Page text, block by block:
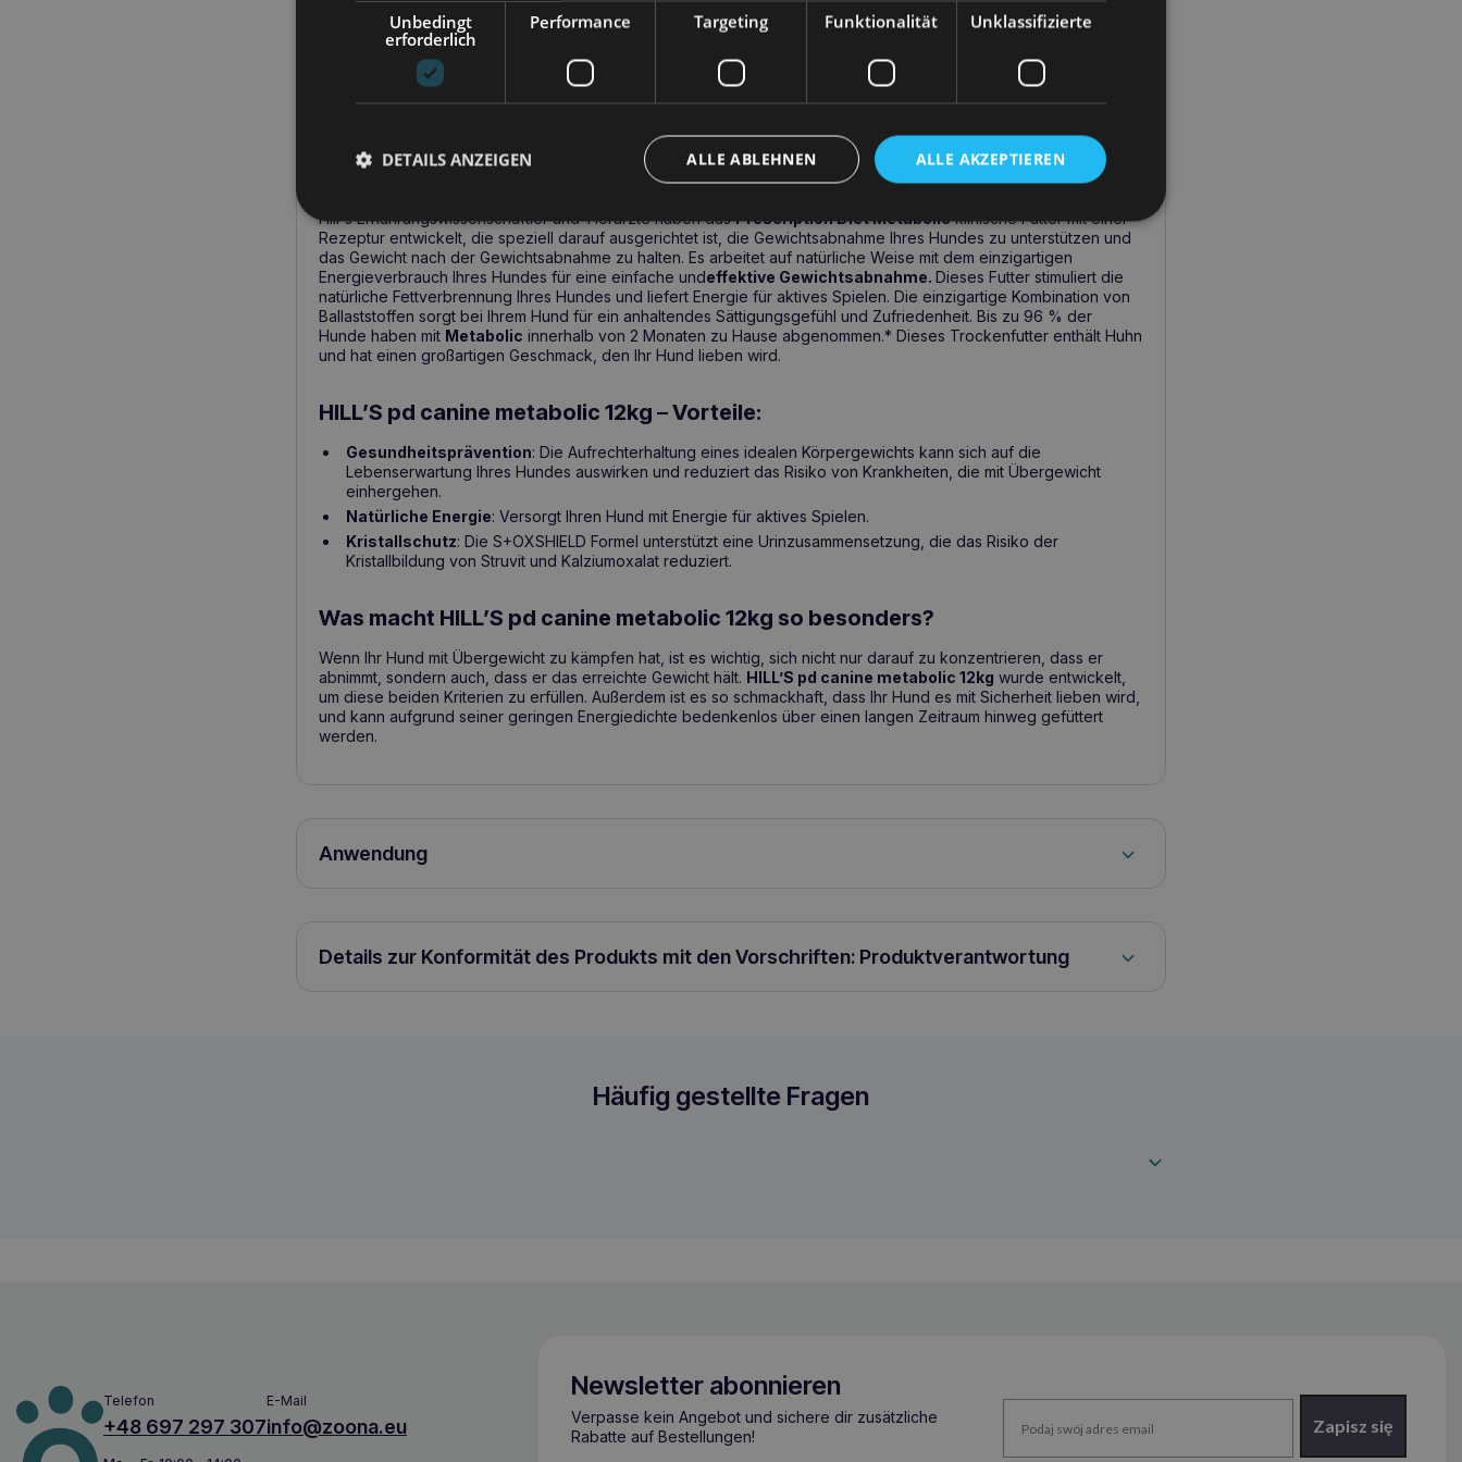
Ballaststoffen bei Ihrem Hund für ein Sättigungsgefühl, das eine
gesunde Gewichtskontrollefördert.HILL’S pd
canine metabolic 12kg
unterstützt nicht nur die Stoffwechselprozesse Ihres Hundes, sondern liefert auch die
Gesundheit der Harnwege zu erhalten.
Und was am wichtigsten ist, es hat einen Geschmack, den Ihr Hund
Ein paar Worte von Hill`s Spezialisten – effektive Gewichtsabnahme bei Ihrem
Hill`s Ernährungswissenschaftler und Tierärzte haben dasPrescription Diet Metabolicklinische Futter mit einer
Rezeptur entwickelt, die speziell darauf ausgerichtet ist, die Gewichtsabnahme Ihres Hundes zu unterstützen und
das Gewicht nach der Gewichtsabnahme zu halten. Es arbeitet auf natürliche Weise mit dem einzigartigen
Energieverbrauch Ihres Hundes für eine einfache undeffektive Gewichtsabnahme. Dieses Futter stimuliert die
natürliche Fettverbrennung Ihres Hundes und liefert Energie für aktives Spielen. Die einzigartige Kombination von
Ballaststoffen sorgt bei Ihrem Hund für ein anhaltendes Sättigungsgefühl und Zufriedenheit. Bis zu 96 % der
Hunde haben mit Metabolic innerhalb von 2 Monaten zu Hause abgenommen.* Dieses Trockenfutter enthält Huhn
und hat einen großartigen Geschmack, den Ihr Hund lieben wird.
HILL’S pd canine metabolic 12kg –Vorteile:
Gesundheitsprävention: Die Aufrechterhaltung eines idealen Körpergewichts kann sich auf die
Lebenserwartung Ihres Hundes auswirken und reduziert das Risiko von Krankheiten, die mit Übergewicht
einhergehen.
Natürliche Energie: Versorgt Ihren Hund mit Energie für aktives Spielen.
Kristallschutz: Die S+OXSHIELD Formel unterstützt eine Urinzusammensetzung, die das Risiko der
Kristallbildung von Struvit und Kalziumoxalat reduziert.
Was macht HILL’S pd canine metabolic 12kg so besonders?
Wenn Ihr Hund mit Übergewicht zu kämpfen hat, ist es wichtig, sich nicht nur darauf zu konzentrieren, dass er
abnimmt, sondern auch, dass er das erreichte Gewicht hält. HILL’S pd canine metabolic 12kg wurde entwickelt,
um diese beiden Kriterien zu erfüllen. Außerdem ist es so schmackhaft, dass Ihr Hund es mit Sicherheit lieben wird,
und kann aufgrund seiner geringen Energiedichte bedenkenlos über einen langen Zeitraum hinweg gefüttert
werden.
Anwendung
Details zur Konformität des Produkts mit den Vorschriften: Produktverantwortung
Häufig gestellte Fragen
Telefon
+48 697 297 307
E-Mail
info@zoona.eu
Newsletter abonnieren
Verpasse kein Angebot und sichere dir zusätzliche
Rabatte auf Bestellungen!
Zapisz się
Unbedingt
erforderlich
Performance Targeting Funktionalität Unklassifizierte
ALLE AKZEPTIEREN
ALLE ABLEHNEN
DETAILS ANZEIGEN